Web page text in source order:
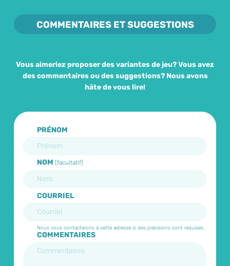
COMMENTAIRES ET SUGGESTIONS
Vous aimeriez proposer des variantes de jeu? Vous avez
des commentaires ou des suggestions? Nous avons
hâte de vous lire!
PRÉNOM
NOM (facultatif)
COURRIEL
COMMENTAIRES